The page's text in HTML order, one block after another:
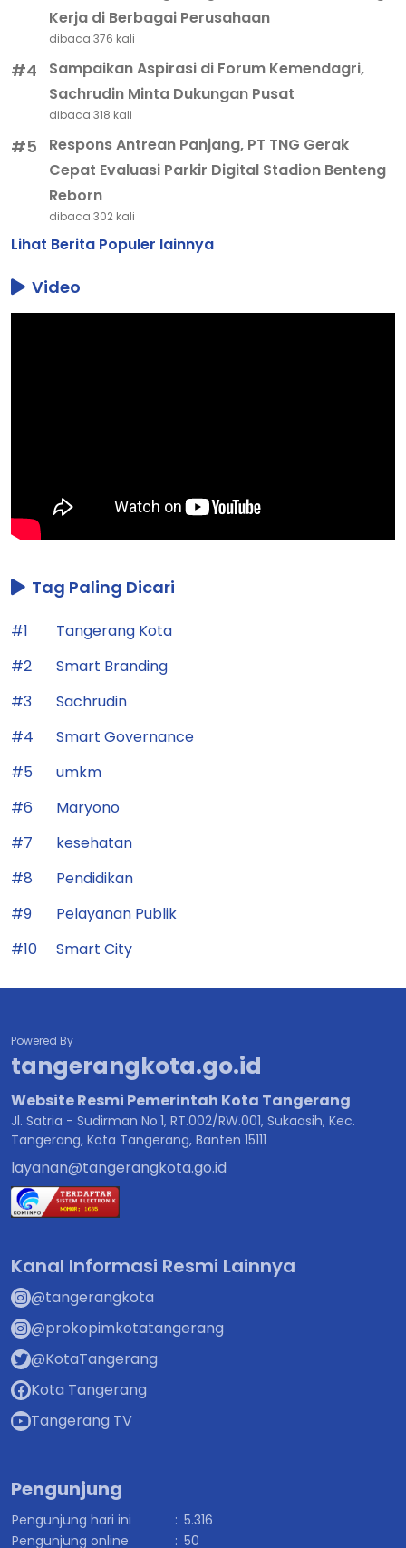
Kerja di Berbagai Perusahaan
dibaca 376 kali
#4
Sampaikan Aspirasi di Forum Kemendagri,
Sachrudin Minta Dukungan Pusat
dibaca 318 kali
#5
Respons Antrean Panjang, PT TNG Gerak
Cepat Evaluasi Parkir Digital Stadion Benteng
Reborn
dibaca 302 kali
Lihat Berita Populer lainnya
Video
Tag Paling Dicari
#1
Tangerang Kota
#2
Smart Branding
#3
Sachrudin
#4
Smart Governance
#5
umkm
#6
Maryono
#7
kesehatan
#8
Pendidikan
#9
Pelayanan Publik
#10
Smart City
Powered By
tangerangkota.go.id
Website Resmi Pemerintah Kota Tangerang
Jl. Satria - Sudirman No.1, RT.002/RW.001, Sukaasih, Kec.
Tangerang, Kota Tangerang, Banten 15111
layanan@tangerangkota.go.id
Kanal Informasi Resmi Lainnya
@tangerangkota
@prokopimkotatangerang
@KotaTangerang
Kota Tangerang
Tangerang TV
Pengunjung
Pengunjung hari ini : 5.316
Pengunjung online
: 50